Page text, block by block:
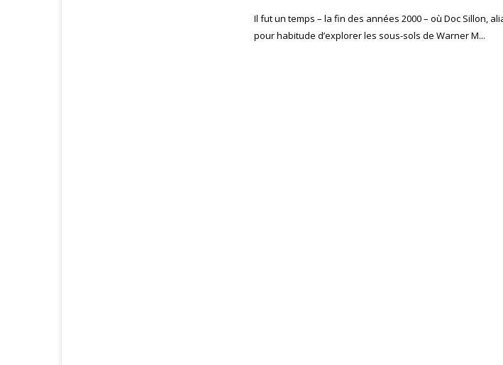
Il fut un temps – la fin des années 2000 – où Doc Sillon,
pour habitude d’explorer les sous-sols de Warner M...